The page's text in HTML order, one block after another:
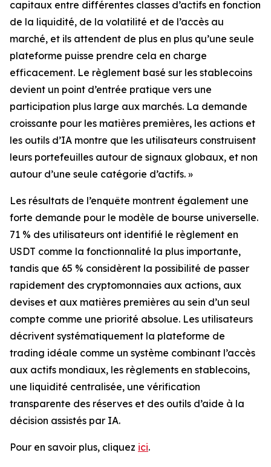
capitaux entre différentes classes d’actifs en fonction
de la liquidité, de la volatilité et de l’accès au
marché, et ils attendent de plus en plus qu’une seule
plateforme puisse prendre cela en charge
efficacement. Le règlement basé sur les stablecoins
devient un point d’entrée pratique vers une
participation plus large aux marchés. La demande
croissante pour les matières premières, les actions et
les outils d’IA montre que les utilisateurs construisent
leurs portefeuilles autour de signaux globaux, et non
autour d’une seule catégorie d’actifs. »
Les résultats de l’enquête montrent également une
forte demande pour le modèle de bourse universelle.
71 % des utilisateurs ont identifié le règlement en
USDT comme la fonctionnalité la plus importante,
tandis que 65 % considèrent la possibilité de passer
rapidement des cryptomonnaies aux actions, aux
devises et aux matières premières au sein d’un seul
compte comme une priorité absolue. Les utilisateurs
décrivent systématiquement la plateforme de
trading idéale comme un système combinant l’accès
aux actifs mondiaux, les règlements en stablecoins,
une liquidité centralisée, une vérification
transparente des réserves et des outils d’aide à la
décision assistés par IA.
Pour en savoir plus, cliquez ici.